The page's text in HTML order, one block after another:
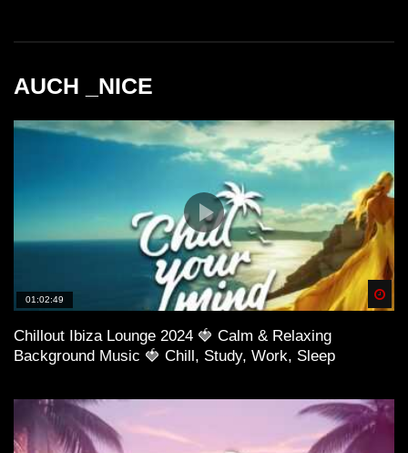
AUCH _NICE
01:02:49
Chillout Ibiza Lounge 2024 🍓 Calm & Relaxing
Background Music 🍓 Chill, Study, Work, Sleep